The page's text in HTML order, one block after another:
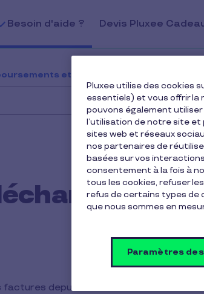
Besoin d'aide ? Devis Pluxee
et contrats
mes
depuis la
Pluxee utilise des cookies
essentiels) et vous offrir la
pouvons également
l’utilisation de notre site et
sites web et réseaux
nos partenaires de
basées sur vos
consentement à la fois à
tous les cookies, refuser
refus de certains types de
que nous sommes en
Paramètres